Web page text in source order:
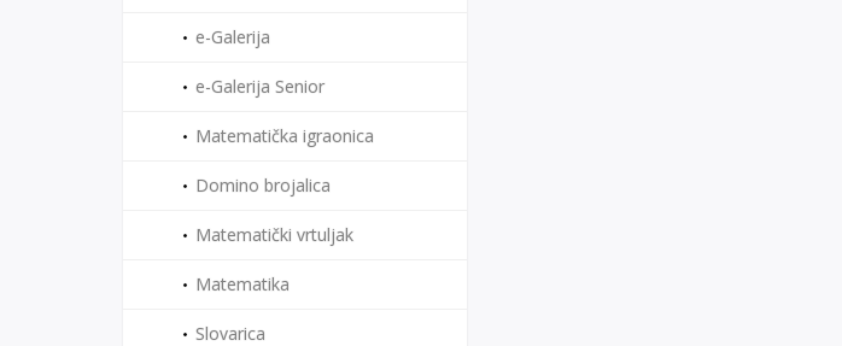
e-Galerija
e-Galerija Senior
Matematička igraonica
Domino brojalica
Matematički vrtuljak
Matematika
Slovarica